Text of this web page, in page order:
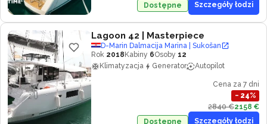
Dostępne
Szczegóły łodzi
Lagoon 42 | Masterpiece
D-Marin Dalmacija Marina | Sukošan
Rok 2018 Kabiny 6Osoby 12
Klimatyzacja
Generator Autopilot
Cena za 7 dni
− 24%
2840 €2158 €
Dostępne
Szczegóły łodzi